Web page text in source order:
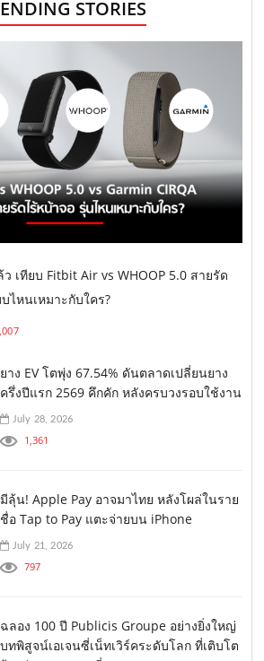
STORIES
เทียบ Fitbit Air vs WHOOP 5.0 สายรัด
ไหนเหมาะกับใคร?
ยาง EV โตพุ่ง 67.54% ดันตลาดเปลี่ยนยาง
ครึ่งปีแรก 2569 คึกคัก หลังครบวงรอบใช้งาน
July 28, 2026
1,361
มีลุ้น! Apple Pay อาจมาไทย หลังโผล่ในราย
ชื่อ Tap to Pay แตะจ่ายบน iPhone
July 21, 2026
797
ฉลอง 100 ปี Publicis Groupe อย่างยิ่งใหญ่
บทพิสูจน์เอเจนซี่เน็ทเวิร์คระดับโลก ที่เติบโต